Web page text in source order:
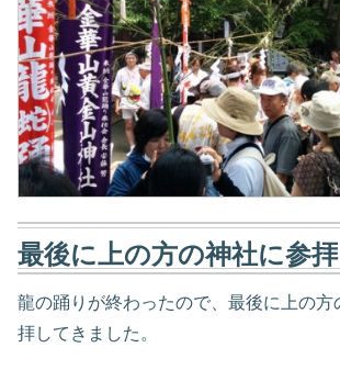
最後に上の方の神社に参拝
龍の踊りが終わったので、最後に上の方
拝してきました。